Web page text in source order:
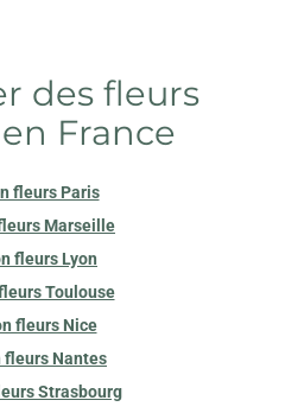
des fleurs
France
fleurs Paris
Marseille
fleurs Lyon
Toulouse
fleurs Nice
fleurs Nantes
Strasbourg